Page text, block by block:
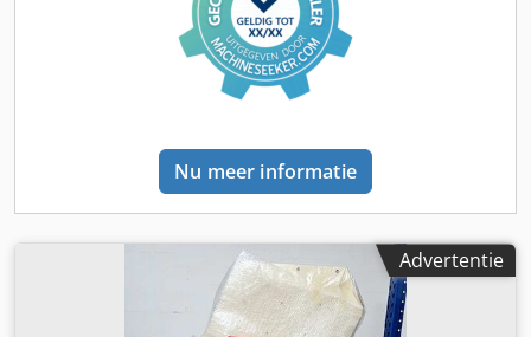
kant hitte-afsluitbaar; Afmetingen van de buisvormige tas:
LxB: 100x130mm, waarbij L verstelbaar is; Materiaal
buisvormige zak: hitte-afsluitbare monofilms of
gelamineerde composietfilm; Etiket (LxB): 26/28x24mm;
2kW; benodigde perslucht: 0,4~0,6 MPa; Persluchtverbruik:
65 l/min; Afmetingen machine LxBxH: 1400x905x2475mm;
Nu meer informatie
Advertentie